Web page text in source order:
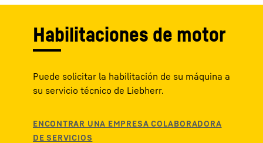
Habilitaciones de motor
Puede solicitar la habilitación de su máquina a
su servicio técnico de Liebherr.